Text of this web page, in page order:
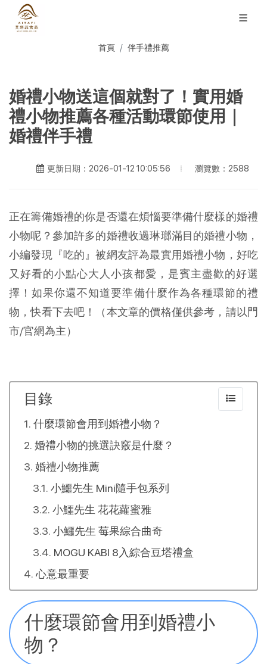
首頁 伴手禮推薦
婚禮小物送這個就對了！實用婚
禮小物推薦各種活動環節使用｜
婚禮伴手禮
更新日期：2026-01-12 10:05:56 瀏覽數：2588
正在籌備婚禮的你是否還在煩惱要準備什麼樣的婚禮
小物呢？參加許多的婚禮收過琳瑯滿目的婚禮小物，
小編發現『吃的』被網友評為最實用婚禮小物，好吃
又好看的小點心大人小孩都愛，是賓主盡歡的好選
擇！如果你還不知道要準備什麼作為各種環節的禮
物，快看下去吧！（本文章的價格僅供參考，請以門
市/官網為主）
目錄
什麼環節會用到婚禮小物？
婚禮小物的挑選訣竅是什麼？
婚禮小物推薦
小鱷先生 Mini隨手包系列
小鱷先生 花花蘿蜜雅
小鱷先生 莓果綜合曲奇
MOGU KABI 8入綜合豆塔禮盒
心意最重要
什麼環節會用到婚禮小
物？